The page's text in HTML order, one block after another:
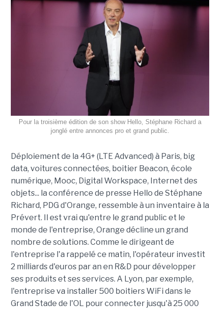
Pour la troisième édition de son show Hello, Stéphane Richard a
jonglé entre annonces pro et grand public.
Déploiement de la 4G+ (LTE Advanced) à Paris, big
data, voitures connectées, boitier Beacon, école
numérique, Mooc, Digital Workspace, Internet des
objets... la conférence de presse Hello de Stéphane
Richard, PDG d'Orange, ressemble à un inventaire à la
Prévert. Il est vrai qu'entre le grand public et le
monde de l'entreprise, Orange décline un grand
nombre de solutions. Comme le dirigeant de
l'entreprise l'a rappelé ce matin, l'opérateur investit
2 milliards d'euros par an en R&D pour développer
ses produits et ses services. A Lyon, par exemple,
l'entreprise va installer 500 boitiers WiFi dans le
Grand Stade de l'OL pour connecter jusqu'à 25 000